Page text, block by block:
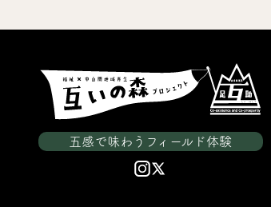
五感で味わうフィールド体験